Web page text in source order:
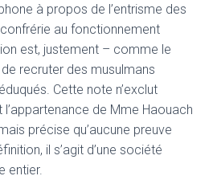
à propos de l’entrisme des
au fonctionnement
est, justement – comme le
recruter des musulmans
Cette note n’exclut
l’appartenance de Mme Haouach
précise qu’aucune preuve
il s’agit d’une société
entier.